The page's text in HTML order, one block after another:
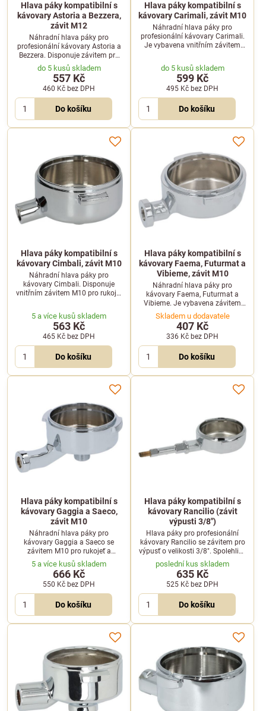
Hlava páky kompatibilní s
kávovary Astoria a Bezzera,
závit M12
Náhradní hlava páky pro
profesionální kávovary Astoria a
Bezzera. Disponuje závitem pro
rukojeť M12 a závitem pro výpust
o průměru 3/8".
do 5 kusů skladem
557 Kč
460 Kč bez DPH
Do košíku
Hlava páky kompatibilní s
kávovary Carimali, závit M10
Náhradní hlava páky pro
profesionální kávovary Carimali.
Je vybavena vnitřním závitem
závitem pro výpust o průměru
3/8".
do 5 kusů skladem
599 Kč
495 Kč bez DPH
Do košíku
Hlava páky kompatibilní s
kávovary Cimbali, závit M10
Náhradní hlava páky pro
kávovary Cimbali. Disponuje
vnitřním závitem M10 pro rukojeť
připojení kávové výpusti.
5 a více kusů skladem
563 Kč
465 Kč bez DPH
Do košíku
Hlava páky kompatibilní s
kávovary Faema, Futurmat a
Vibieme, závit M10
Náhradní hlava páky pro
kávovary Faema, Futurmat a
Vibieme. Je vybavena závitem
pro rukojeť M10 a standardním
závitem pro výpust 3/8".
Skladem u dodavatele
407 Kč
336 Kč bez DPH
Do košíku
Hlava páky kompatibilní s
kávovary Gaggia a Saeco,
závit M10
Náhradní hlava páky pro
kávovary Gaggia a Saeco se
závitem M10 pro rukojeť a
spodním závitem 3/8" pro
snadnou instalaci výpusti.
5 a více kusů skladem
666 Kč
550 Kč bez DPH
Do košíku
Hlava páky kompatibilní s
kávovary Rancilio (závit
výpusti 3/8")
Hlava páky pro profesionální
kávovary Rancilio se závitem pro
výpusť o velikosti 3/8". Spolehlivý
náhradní díl pro údržbu vašeho
kávovaru.
poslední kus skladem
635 Kč
525 Kč bez DPH
Do košíku